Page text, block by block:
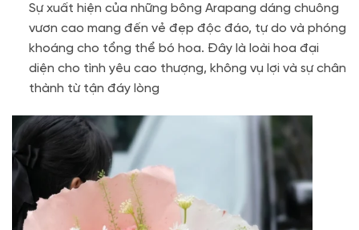
Sự xuất hiện của những bông Arapang dáng chuông
vươn cao mang đến vẻ đẹp độc đáo, tự do và phóng
khoáng cho tổng thể bó hoa. Đây là loài hoa đại
diện cho tình yêu cao thượng, không vụ lợi và sự chân
thành từ tận đáy lòng